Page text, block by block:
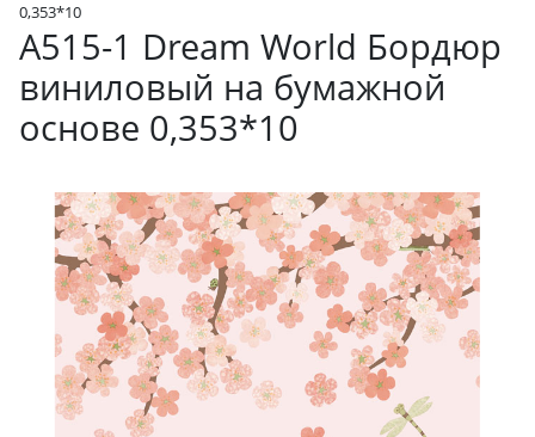
0,353*10
A515-1 Dream World Бордюр
виниловый на бумажной
основе 0,353*10